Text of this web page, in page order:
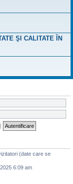
ŞI CALITATE ÎN
(date care se
6:09 am